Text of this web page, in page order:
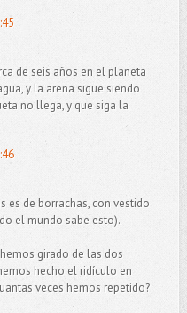
de seis años en el planeta
y la arena sigue siendo
no llega, y que siga la
es de borrachas, con vestido
el mundo sabe esto).
girado de las dos
hecho el ridículo en
veces hemos repetido?